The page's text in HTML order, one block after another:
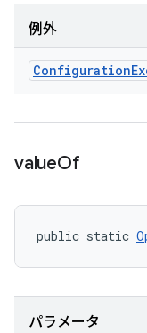
例外
Configuration
valueOf
public static
パラメータ